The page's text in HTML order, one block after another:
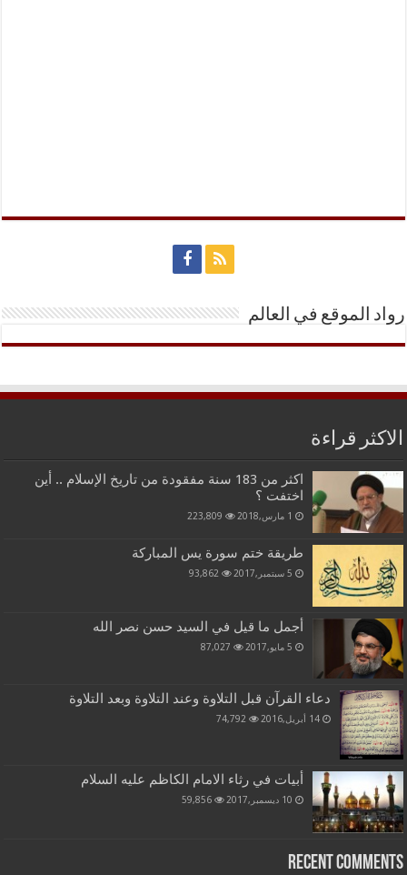
رواد الموقع في العالم
الاكثر قراءة
اكثر من 183 سنة مفقودة من تاريخ الإسلام .. أين
اختفت ؟
1 مارس,2018 223,809
طريقة ختم سورة يس المباركة
5 سبتمبر,2017 93,862
أجمل ما قيل في السيد حسن نصر الله
5 مايو,2017 87,027
دعاء القرآن قبل التلاوة وعند التلاوة وبعد التلاوة
14 أبريل,2016 74,792
أبيات في رثاء الامام الكاظم عليه السلام
10 ديسمبر,2017 59,856
Recent Comments